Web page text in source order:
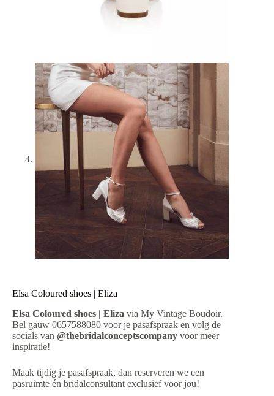
Elsa Coloured shoes | Eliza
Elsa Coloured shoes | Eliza via My Vintage Boudoir.
Bel gauw 0657588080 voor je pasafspraak en volg de
socials van @thebridalconceptscompany voor meer
inspiratie!
Maak tijdig je pasafspraak, dan reserveren we een
pasruimte én bridalconsultant exclusief voor jou!